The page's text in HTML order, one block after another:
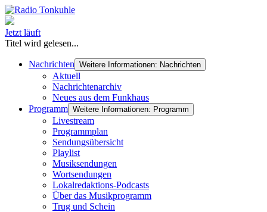
Jetzt läuft
Titel wird gelesen...
Nachrichten Weitere Informationen: Nachrichten
Aktuell
Nachrichtenarchiv
Neues aus dem Funkhaus
Programm Weitere Informationen: Programm
Livestream
Programmplan
Sendungsübersicht
Playlist
Musiksendungen
Wortsendungen
Lokalredaktions-Podcasts
Über das Musikprogramm
Trug und Schein